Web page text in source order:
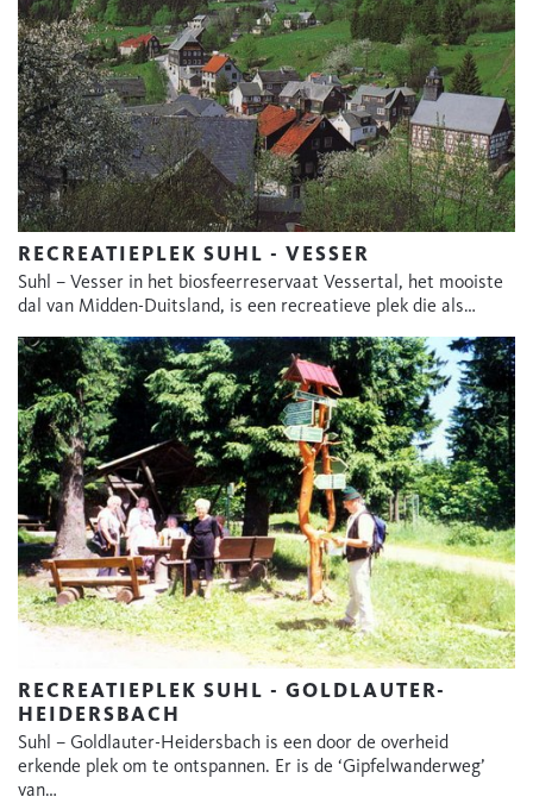
RECREATIEPLEK SUHL - VESSER
Suhl – Vesser in het biosfeerreservaat Vessertal, het mooiste
dal van Midden-Duitsland, is een recreatieve plek die als…
RECREATIEPLEK SUHL - GOLDLAUTER-
HEIDERSBACH
Suhl – Goldlauter-Heidersbach is een door de overheid
erkende plek om te ontspannen. Er is de ‘Gipfelwanderweg’
van…